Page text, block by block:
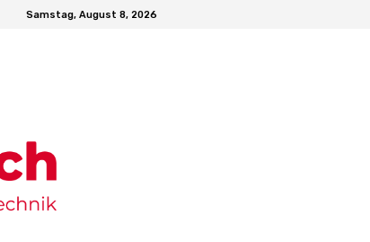
Samstag, August 8, 2026